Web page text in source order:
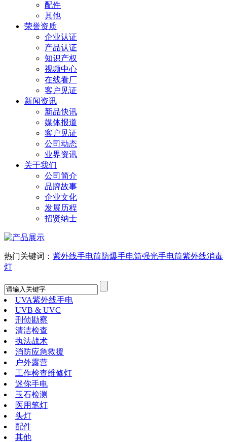
配件
其他
荣誉资质
企业认证
产品认证
知识产权
视频中心
在线看厂
客户见证
新闻资讯
新品快讯
媒体报道
客户见证
公司动态
业界资讯
关于我们
公司简介
品牌故事
企业文化
发展历程
招贤纳士
热门关键词： 紫外线手电筒防爆手电筒强光手电筒紫外线消毒
灯
UVA紫外线手电
UVB & UVC
刑侦勘察
清洁检查
执法战术
消防应急救援
户外露营
工作检查维修灯
迷你手电
玉石检测
医用笔灯
头灯
配件
其他